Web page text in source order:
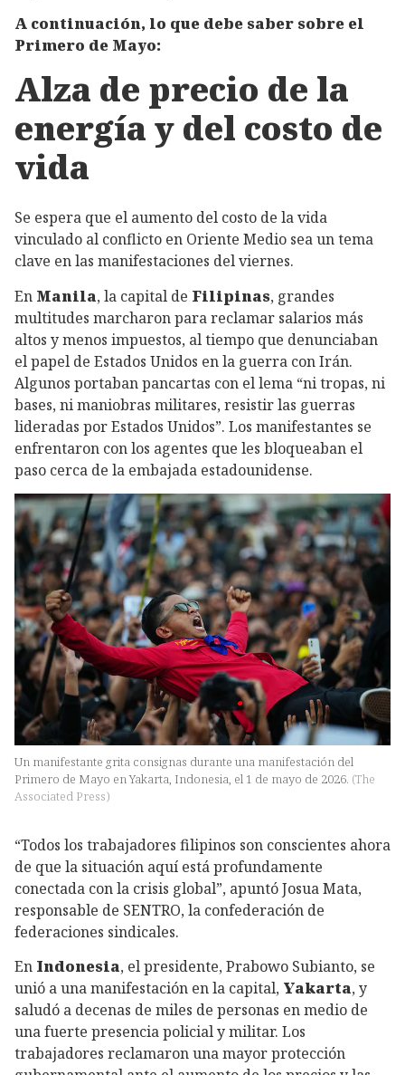
A continuación, lo que debe saber sobre el
Primero de Mayo:
Alza de precio de la
energía y del costo de
vida
Se espera que el aumento del costo de la vida
vinculado al conflicto en Oriente Medio sea un tema
clave en las manifestaciones del viernes.
En Manila, la capital de Filipinas, grandes
multitudes marcharon para reclamar salarios más
altos y menos impuestos, al tiempo que denunciaban
el papel de Estados Unidos en la guerra con Irán.
Algunos portaban pancartas con el lema “ni tropas, ni
bases, ni maniobras militares, resistir las guerras
lideradas por Estados Unidos”. Los manifestantes se
enfrentaron con los agentes que les bloqueaban el
paso cerca de la embajada estadounidense.
Un manifestante grita consignas durante una manifestación del
Primero de Mayo en Yakarta, Indonesia, el 1 de mayo de 2026. (The
Associated Press)
“Todos los trabajadores filipinos son conscientes ahora
de que la situación aquí está profundamente
conectada con la crisis global”, apuntó Josua Mata,
responsable de SENTRO, la confederación de
federaciones sindicales.
En Indonesia, el presidente, Prabowo Subianto, se
unió a una manifestación en la capital, Yakarta, y
saludó a decenas de miles de personas en medio de
una fuerte presencia policial y militar. Los
trabajadores reclamaron una mayor protección